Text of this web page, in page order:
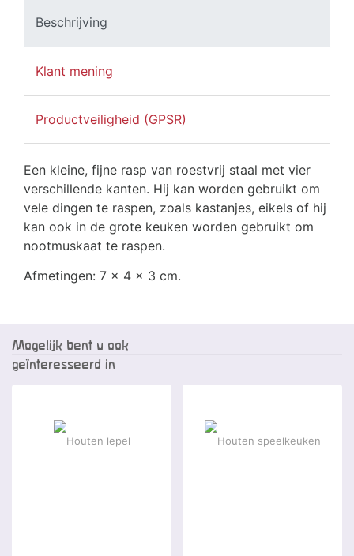
Beschrijving
Klant mening
Productveiligheid (GPSR)
Een kleine, fijne rasp van roestvrij staal met vier
verschillende kanten. Hij kan worden gebruikt om
vele dingen te raspen, zoals kastanjes, eikels of hij
kan ook in de grote keuken worden gebruikt om
nootmuskaat te raspen.
Afmetingen: 7 x 4 x 3 cm.
Mogelijk bent u ook
geïnteresseerd in